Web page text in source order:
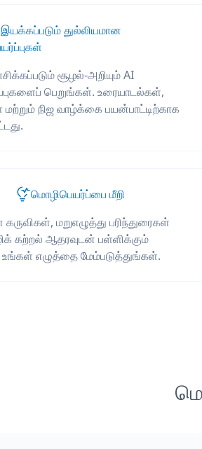
துல்லியமான
சூழல்-அறியும் AI
பெறுங்கள். உரையாடல்கள்,
நிஜ வாழ்க்கை பயன்பாட்டிற்காக
மொழிபெயர்ப்பை மீறி
மறுஎழுத்து பரிந்துரைகள்
கற்றல் ஆதரவுடன் பள்ளிக்கும்
எழுத்தை மேம்படுத்துங்கள்.